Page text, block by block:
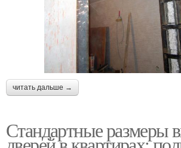
читать дальше →
Стандартные размеры